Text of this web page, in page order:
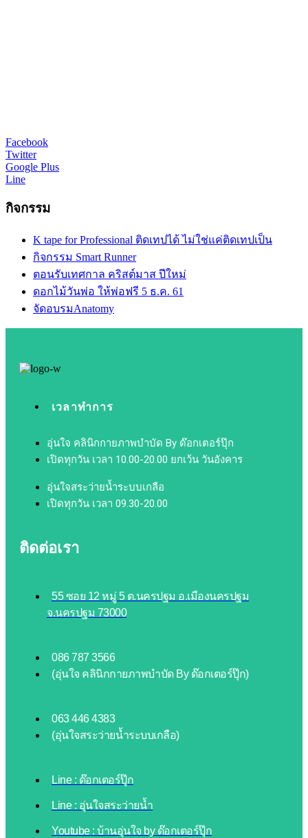
Facebook
Twitter
Google Plus
Line
กิจกรรม
K tape for Professional ติดเทปได้ ไม่ใช่แค่ติดเทปเป็น
กิจกรรม Smart Runner
ตอนรับเทศกาล คริสต์มาส ปีใหม่
ดอกไม้วันพ่อ ให้พ่อฟรี 5 ธ.ค. 61
จัดอบรมAnatomy
เวลาทำการ
อุ่นใจ คลินิกกายภาพบำบัด By ด๊อกเตอร์ปุ๊ก
เปิดทุกวัน เวลา 10.00-20.00 ยกเว้น วันอังคาร​
อุ่นใจสระว่ายน้ำระบบเกลือ
เปิดทุกวัน เวลา 09.30-20.00
ติดต่อเรา
55 ซอย 12 หมู่ 5 ต.นครปฐม อ.เมืองนครปฐม
จ.นครปฐม 73000
086 787 3566
(อุ่นใจ คลินิกกายภาพบำบัด By ด๊อกเตอร์ปุ๊ก)
063 446 4383
(อุ่นใจสระว่ายน้ำระบบเกลือ)
Line : ด๊อกเตอร์ปุ๊ก
Line : อุ่นใจสระว่ายน้ำ
Youtube : บ้านอุ่นใจ by ด๊อกเตอร์ปุ๊ก